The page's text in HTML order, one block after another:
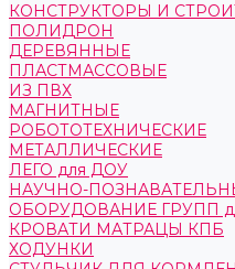
КОНСТРУКТОРЫ И
ПОЛИДРОН
ДЕРЕВЯННЫЕ
ПЛАСТМАССОВЫЕ
ИЗ ПВХ
МАГНИТНЫЕ
РОБОТОТЕХНИЧЕСКИЕ
МЕТАЛЛИЧЕСКИЕ
ЛЕГО для ДОУ
НАУЧНО-
ОБОРУДОВАНИЕ ГРУПП
КРОВАТИ МАТРАЦЫ КПБ
ХОДУНКИ